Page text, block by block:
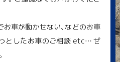
お車が動かせない、などのお車
としたお車のご相談 etc… ぜ